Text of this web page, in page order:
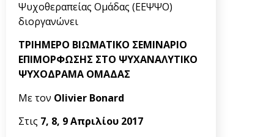
Ψυχοθεραπείας Ομάδας (ΕΕΨΨΟ)
διοργανώνει
ΤΡΙΗΜΕΡΟ ΒΙΩΜΑΤΙΚΟ ΣΕΜΙΝΑΡΙΟ
ΕΠΙΜΟΡΦΩΣΗΣ ΣΤΟ ΨΥΧΑΝΑΛΥΤΙΚΟ
ΨΥΧΟΔΡΑΜΑ ΟΜΑΔΑΣ
Με τον Olivier Bonard
Στις 7, 8, 9 Απριλίου 2017